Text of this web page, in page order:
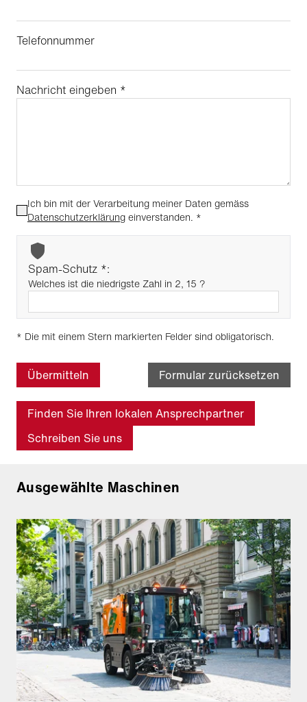
Telefonnummer
Nachricht eingeben *
Ich bin mit der Verarbeitung meiner Daten gemäss
Datenschutzerklärungeinverstanden. *
Spam-Schutz *:
Welches ist die niedrigste Zahl in 2, 15 ?
* Die mit einem Stern markierten Felder sind obligatorisch.
Übermitteln Formular zurücksetzen
Finden Sie Ihren lokalen Ansprechpartner
Schreiben Sie uns
Ausgewählte Maschinen